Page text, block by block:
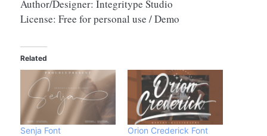
Author/Designer: Integritype Studio
License: Free for personal use / Demo
Related
Senja Font Orion Crederick Font